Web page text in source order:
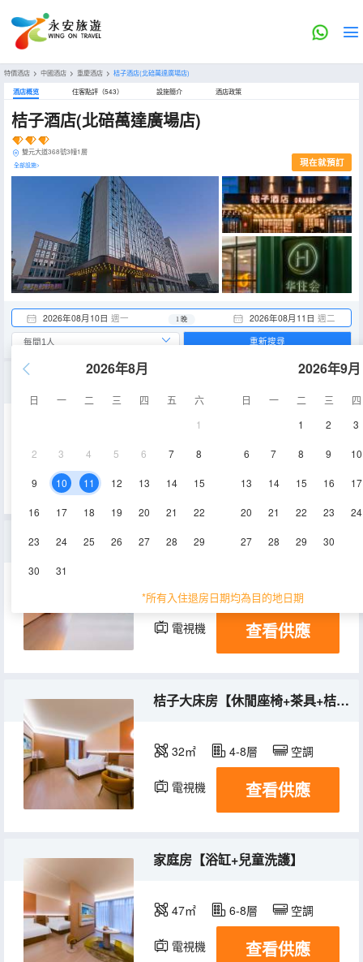
特價酒店 > 中國酒店 > 重慶酒店 > 桔子酒店(北碚萬達廣場店)
酒店概览 住客點評（543） 設施簡介 酒店政策
桔子酒店(北碚萬達廣場店)
雙元大道368號3幢1層
全部設施> 現在就預訂
2026年08月10日 週一 2026年08月11日 週二
1 晚
2026年8月
日 一 二 三 四 五
六
1
2 3 4 5 6 7 8
9 10 11 12 13 14 15
16 17 18 19 20 21 22
23 24 25 26 27 28 29
30 31
2026年9月
日 一 二 三
四
1
2 3
6 7 8 9 10
13 14 15 16 17
20 21 22 23 24
27 28 29 30
*所有入住退房日期均為目的地日期
重新搜尋
空調
32㎡ 4-8層 空調
電視機 冰箱
查看供應
桔子大床房【休閒座椅+茶具+桔子精油洗護】
32㎡ 4-8層 空調
電視機 冰箱
查看供應
家庭房【浴缸+兒童洗護】
47㎡ 6-8層 空調
電視機 冰箱
查看供應